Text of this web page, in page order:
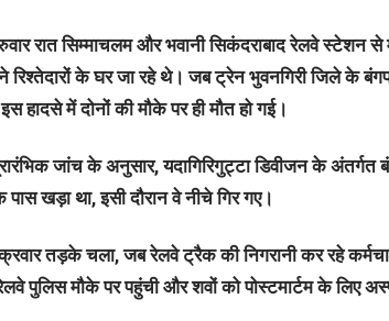
रात सिम्माचलम और भवानी सिकंदराबाद रेलवे स्टेशन
रिश्तेदारों के घर जा रहे थे। जब ट्रेन भुवनगिरी जिले के
हादसे में दोनों की मौके पर ही मौत हो गई।
जांच के अनुसार, यदागिरिगुट्टा डिवीजन के
पास खड़ा था, इसी दौरान वे नीचे गिर गए।
तड़के चला, जब रेलवे ट्रैक की निगरानी कर रहे
पुलिस मौके पर पहुंची और शवों को पोस्टमार्टम के लिए